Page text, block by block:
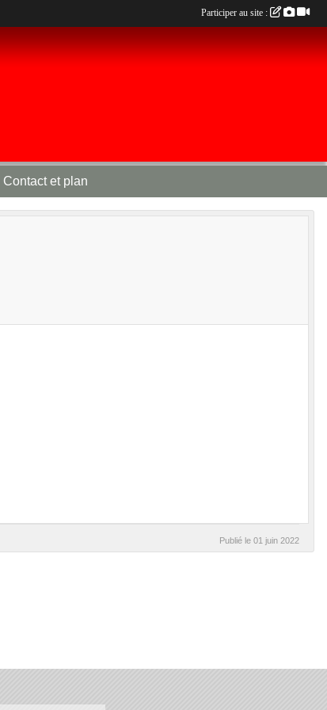
Contact et plan
Publié le 01 juin 2022
Participer au site :